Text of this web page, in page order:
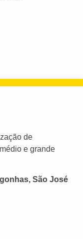
de
e grande
São José